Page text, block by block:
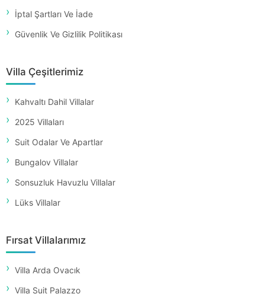
İptal Şartları Ve İade
Güvenlik Ve Gizlilik Politikası
Villa Çeşitlerimiz
Kahvaltı Dahil Villalar
2025 Villaları
Suit Odalar Ve Apartlar
Bungalov Villalar
Sonsuzluk Havuzlu Villalar
Lüks Villalar
Fırsat Villalarımız
Villa Arda Ovacık
Villa Suit Palazzo